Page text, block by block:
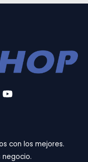
Y
o
b
e
con los mejores.